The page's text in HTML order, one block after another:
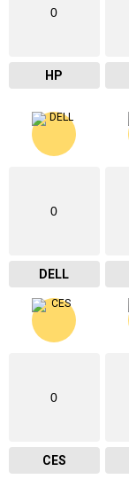
0
HP
0
DELL
0
CES